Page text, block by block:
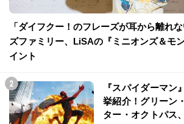
「ダイフクー！のフレーズが耳から離れ
ズファミリー、LiSAの『ミニオンズ＆モ
イント
『スパイダーマン
挙紹介！グリーン
ター・オクトパス